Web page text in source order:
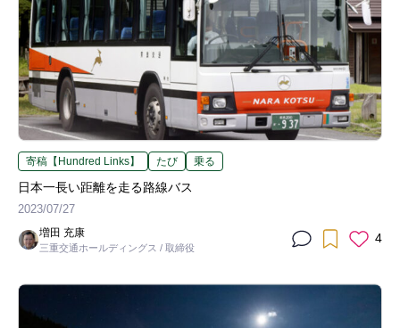
寄稿【Hundred Links】 たび 乗る
日本一長い距離を走る路線バス
2023/07/27
増田 充康
三重交通ホールディングス / 取締役
4